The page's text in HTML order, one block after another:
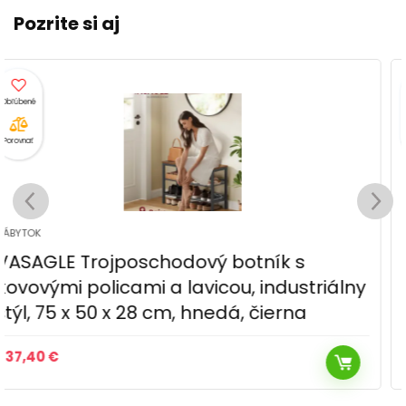
Pozrite si aj
Porovnať
NÁBYTOK
Botník KAROS 2K Tempo Kondela
120,90